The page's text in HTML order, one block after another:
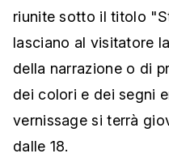
riunite sotto il titolo
lasciano al visitatore
della narrazione o di
dei colori e dei segni
vernissage si terrà
dalle 18.